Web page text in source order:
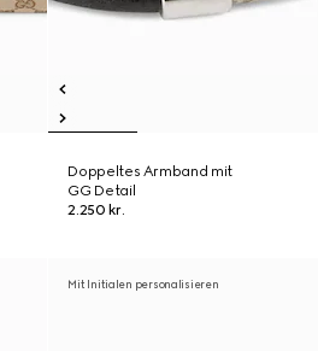
Doppeltes Armband mit
GG Detail
2.250 kr.
Mit Initialen personalisieren